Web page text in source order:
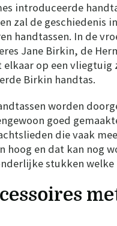
introduceerde
en zal de geschiedenis
handtassen. In de
Jane Birkin, de
elkaar op een
Birkin handtas.
worden
goed
die vaak
hoog en dat kan nog
stukken